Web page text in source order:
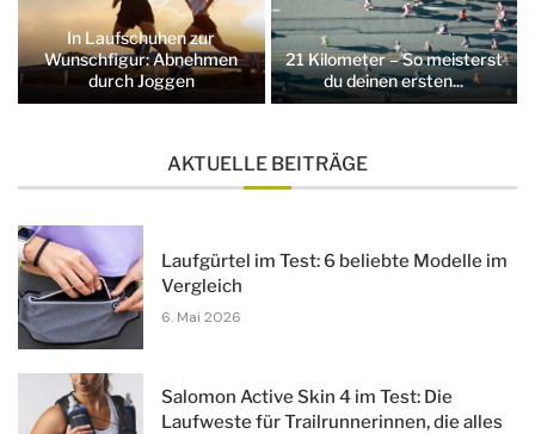
In Laufschuhen zur
Wunschfigur: Abnehmen
durch Joggen
21 Kilometer – So meisterst
du deinen ersten...
AKTUELLE BEITRÄGE
Laufgürtel im Test: 6 beliebte Modelle im
Vergleich
6. Mai 2026
Salomon Active Skin 4 im Test: Die
Laufweste für Trailrunnerinnen, die alles